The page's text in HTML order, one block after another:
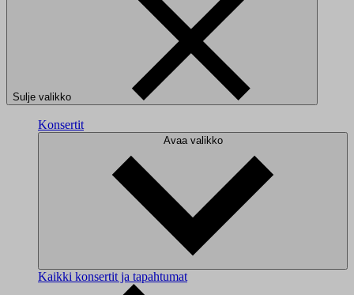
Sulje valikko
Konsertit
Avaa valikko
Kaikki konsertit ja tapahtumat